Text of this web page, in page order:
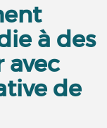
à des
avec
de